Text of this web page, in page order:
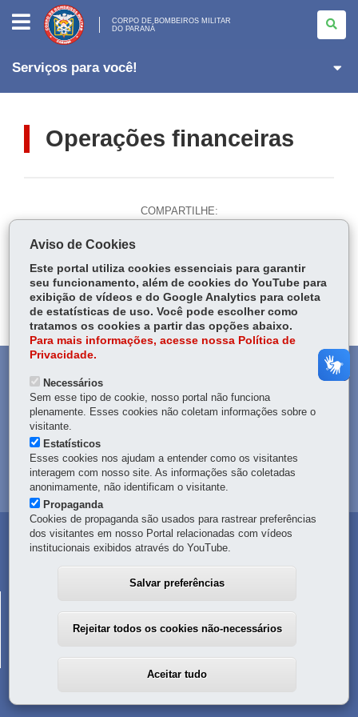
CORPO
DE
BOMBEIROS
MILITAR
PARANÁ
CORPO DE BOMBEIROS MILITAR
DO PARANÁ
Serviços para você!
Operações financeiras
COMPARTILHE:
bo
ok
Tw
itt
er
ts
Ap
p
Voltar Início Imprimir Baixar
MAPA DO SITE
OUVIDORIA
TRANSPARÊNCIA INSTITUCIONAL
R. Nunes Machado, 100- 80250-000-Curitiba-PR
41 3351-2000
Aviso de Cookies
Este portal utiliza cookies essenciais para garantir
seu funcionamento, além de cookies do YouTube para
exibição de vídeos e do Google Analytics para coleta
de estatísticas de uso. Você pode escolher como
tratamos os cookies a partir das opções abaixo.
Para mais informações, acesse nossa Política de
Privacidade.
Necessários
Sem esse tipo de cookie, nosso portal não funciona
plenamente. Esses cookies não coletam informações sobre o
visitante.
Estatísticos
Esses cookies nos ajudam a entender como os visitantes
interagem com nosso site. As informações são coletadas
anonimamente, não identificam o visitante.
Propaganda
Cookies de propaganda são usados para rastrear preferências
dos visitantes em nosso Portal relacionadas com vídeos
institucionais exibidos através do YouTube.
Salvar preferências
Rejeitar todos os cookies não-necessários
Aceitar tudo